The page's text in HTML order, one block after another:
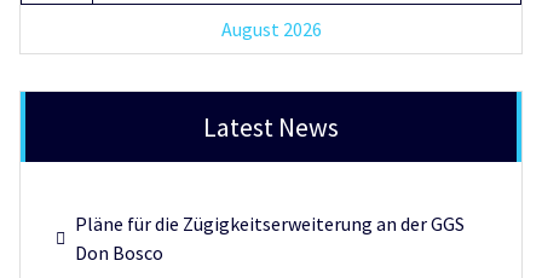
August 2026
Latest News
Pläne für die Zügigkeitserweiterung an der GGS
Don Bosco